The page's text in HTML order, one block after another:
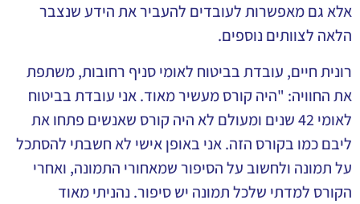
אלא גם מאפשרות לעובדים להעביר את הידע שנצבר
הלאה לצוותים נוספים.
רונית חיים, עובדת בביטוח לאומי סניף רחובות, משתפת
את החוויה: "היה קורס מעשיר מאוד. אני עובדת בביטוח
לאומי 42 שנים ומעולם לא היה קורס שאנשים פתחו את
ליבם כמו בקורס הזה. אני באופן אישי לא חשבתי להסתכל
על תמונה ולחשוב על הסיפור שמאחורי התמונה, ואחרי
הקורס למדתי שלכל תמונה יש סיפור. נהניתי מאוד